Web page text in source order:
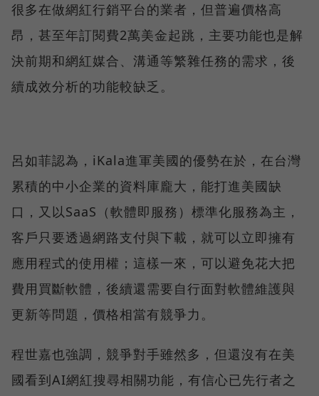
很多在做網紅行銷平台的業者，但普遍價格高
昂，甚至年訂閱費2萬美金起跳，主要功能也是解
決前期和網紅媒合、溝通等繁雜任務的需求，後
續成效分析的功能較缺乏。
呂如菲認為，iKala進軍美國的優勢在於，在台灣
累積的中小企業的資料庫龐大，能打進美國缺
口，又以SaaS（軟體即服務）標準化服務為主，
客戶只要透過網路支付與下載，就可以立即擁有
應用程式的使用權；這樣一來，可以避免花大把
費用買斷軟體，後續還需要自行面對軟體維護與
更新等問題，價格相當有競爭力。
程世嘉也強調，競爭對手雖然多，但還沒有在美
國看到AI網紅搜尋相關功能，有信心已先行者之